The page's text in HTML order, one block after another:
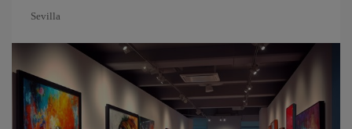
Sevilla